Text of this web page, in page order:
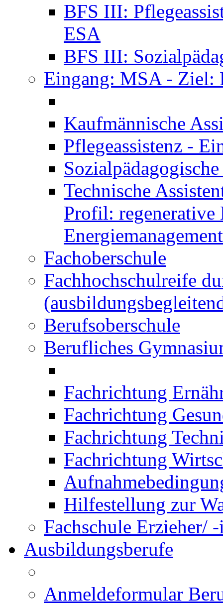
BFS III:
ESA
BFS III:
Eingang: MSA - Ziel:
Kaufmännische
Pflegeassistenz -
Technische
Profil: regenerative
Energiemanagement
Fachoberschule
Fachhochschulreife
Berufsoberschule
Berufliches
Fachrichtung
Fachrichtung
Fachrichtung
Fachrichtung
Hilfestellung zur
Fachschule Erzieher/
Ausbildungsberufe
Anmeldeformular